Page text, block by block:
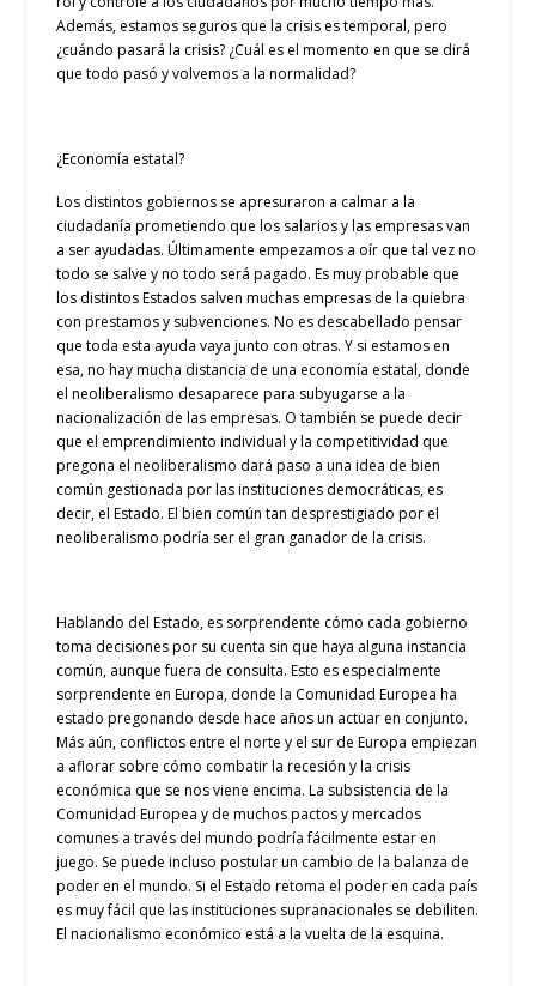
Además, estamos seguros que la crisis es temporal, pero
¿cuándo pasará la crisis? ¿Cuál es el momento en que se dirá
que todo pasó y volvemos a la normalidad?
¿Economía estatal?
Los distintos gobiernos se apresuraron a calmar a la
ciudadanía prometiendo que los salarios y las empresas van
a ser ayudadas. Últimamente empezamos a oír que tal vez no
todo se salve y no todo será pagado. Es muy probable que
los distintos Estados salven muchas empresas de la quiebra
con prestamos y subvenciones. No es descabellado pensar
que toda esta ayuda vaya junto con otras. Y si estamos en
esa, no hay mucha distancia de una economía estatal, donde
el neoliberalismo desaparece para subyugarse a la
nacionalización de las empresas. O también se puede decir
que el emprendimiento individual y la competitividad que
pregona el neoliberalismo dará paso a una idea de bien
común gestionada por las instituciones democráticas, es
decir, el Estado. El bien común tan desprestigiado por el
neoliberalismo podría ser el gran ganador de la crisis.
Hablando del Estado, es sorprendente cómo cada gobierno
toma decisiones por su cuenta sin que haya alguna instancia
común, aunque fuera de consulta. Esto es especialmente
sorprendente en Europa, donde la Comunidad Europea ha
estado pregonando desde hace años un actuar en conjunto.
Más aún, conflictos entre el norte y el sur de Europa empiezan
a aflorar sobre cómo combatir la recesión y la crisis
económica que se nos viene encima. La subsistencia de la
Comunidad Europea y de muchos pactos y mercados
comunes a través del mundo podría fácilmente estar en
juego. Se puede incluso postular un cambio de la balanza de
poder en el mundo. Si el Estado retoma el poder en cada país
es muy fácil que las instituciones supranacionales se debiliten.
El nacionalismo económico está a la vuelta de la esquina.